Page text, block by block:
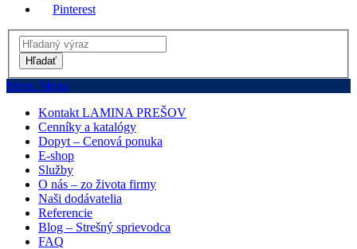
Pinterest
Hľadať
Menu Menu
Kontakt LAMINA PREŠOV
Cenníky a katalógy
Dopyt – Cenová ponuka
E-shop
Služby
O nás – zo života firmy
Naši dodávatelia
Referencie
Blog – Strešný sprievodca
FAQ